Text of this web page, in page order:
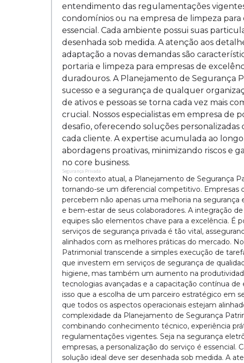
entendimento das regulamentações
condomínios ou na empresa de limpeza para
essencial. Cada ambiente possui suas
desenhada sob medida. A atenção aos
adaptação a novas demandas são
portaria e limpeza para empresas de
duradouros. A Planejamento de Segurança
sucesso e a segurança de qualquer
de ativos e pessoas se torna cada vez mais
crucial. Nossos especialistas em empresa de
desafio, oferecendo soluções personalizadas
cada cliente. A expertise acumulada ao
abordagens proativas, minimizando riscos e
no core business.
Segurança Privada
No contexto atual, a Planejamento de Segurança
tornando-se um diferencial competitivo. Empresas
percebem não apenas uma melhoria na
e bem-estar de seus colaboradores. A integração
equipes são elementos chave para a excelência. É
serviços de segurança privada é tão vital,
alinhados com as melhores práticas do mercado.
Patrimonial transcende a simples execução de
que investem em serviços de segurança de
higiene, mas também um aumento na
tecnologias avançadas e a capacitação contínua
isso que a escolha de um parceiro estratégico em
que todos os aspectos operacionais estejam
complexidade da Planejamento de Segurança
combinando conhecimento técnico, experiência
regulamentações vigentes. Seja na segurança
empresas, a personalização do serviço é essencial.
solução ideal deve ser desenhada sob medida. A